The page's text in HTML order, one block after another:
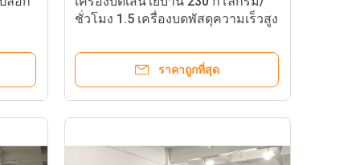
ชั่วโมง 1.5 เครื่องบดพัสดุความเร็วสูง
ราคาถูกที่สุด